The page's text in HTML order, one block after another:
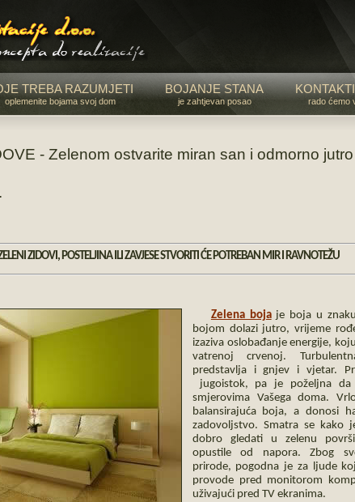
TREBA RAZUMJETI
oplemenite bojama svoj dom
BOJANJE STANA
je zahtjevan posao rado ćemo
- Zelenom ostvarite miran san i odmorno jutro
ZIDOVI, POSTELJINA ILI ZAVJESE STVORITI ĆE POTREBAN MIR I RAVNOTEŽU
Zelena bojaje boja u
bojom dolazi jutro, vrijeme
izaziva oslobađanje energije,
vatrenoj crvenoj.
predstavlja i gnjev i vjetar.
jugoistok, pa je poželjna
smjerovima Vašega doma.
balansirajuća boja, a donosi
zadovoljstvo. Smatra se kako
dobro gledati u zelenu
opustile od napora. Zbog
prirode, pogodna je za ljude
provode pred monitorom
uživajući pred TV ekranima.